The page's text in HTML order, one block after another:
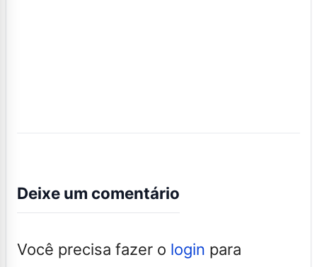
Deixe um comentário
Você precisa fazer o login para